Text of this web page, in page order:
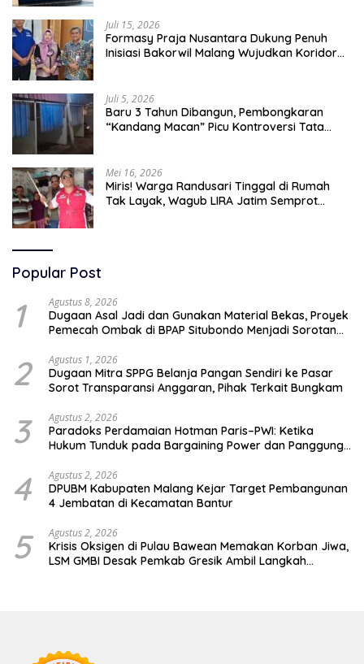
Juli 15, 2026
Formasy Praja Nusantara Dukung Penuh
Inisiasi Bakorwil Malang Wujudkan Koridor
Juli 5, 2026
Baru 3 Tahun Dibangun, Pembongkaran
“Kandang Macan” Picu Kontroversi Tata
Mei 16, 2026
Miris! Warga Randusari Tinggal di Rumah
Tak Layak, Wagub LIRA Jatim Semprot
Popular Post
1 Agustus 8, 2026
Dugaan Asal Jadi dan Gunakan Material Bekas, Proyek
Pemecah Ombak di BPAP Situbondo Menjadi Sorotan
2 Agustus 1, 2026
Dugaan Mitra SPPG Belanja Pangan Sendiri ke Pasar
Sorot Transparansi Anggaran, Pihak Terkait Bungkam
3 Agustus 2, 2026
Paradoks Perdamaian Hotman Paris–PWI: Ketika
Hukum Tunduk pada Bargaining Power dan Panggung
4 Agustus 2, 2026
DPUBM Kabupaten Malang Kejar Target Pembangunan
4 Jembatan di Kecamatan Bantur
5 Agustus 2, 2026
Krisis Oksigen di Pulau Bawean Memakan Korban Jiwa,
LSM GMBI Desak Pemkab Gresik Ambil Langkah